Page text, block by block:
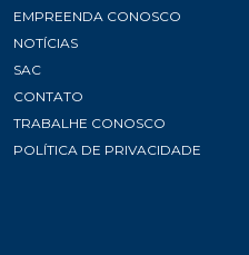
EMPREENDA CONOSCO
NOTÍCIAS
SAC
CONTATO
TRABALHE CONOSCO
POLÍTICA DE PRIVACIDADE